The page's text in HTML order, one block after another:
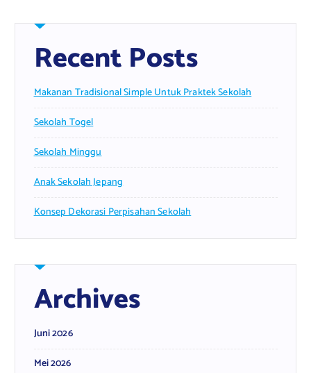
Recent Posts
Makanan Tradisional Simple Untuk Praktek Sekolah
Sekolah Togel
Sekolah Minggu
Anak Sekolah Jepang
Konsep Dekorasi Perpisahan Sekolah
Archives
Juni 2026
Mei 2026